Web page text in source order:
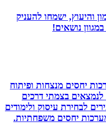
ישמחו להעניק
נושאים!
מנצחות ופיתוח
בצמתי דרכים
עיסוק ולימודים
יחסים משפחתיות.